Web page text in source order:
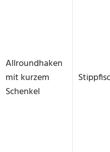
Allroundhaken
mit kurzem
Schenkel